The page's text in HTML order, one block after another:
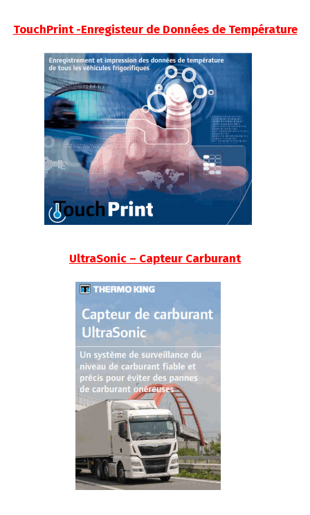
TouchPrint -Enregisteur de Données de Température
UltraSonic – Capteur Carburant